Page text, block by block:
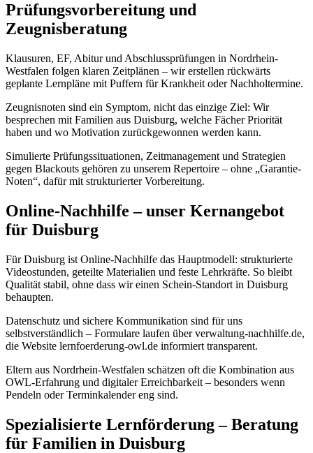
Prüfungsvorbereitung und
Zeugnisberatung
Klausuren, EF, Abitur und Abschlussprüfungen in Nordrhein-
Westfalen folgen klaren Zeitplänen – wir erstellen rückwärts
geplante Lernpläne mit Puffern für Krankheit oder Nachholtermine.
Zeugnisnoten sind ein Symptom, nicht das einzige Ziel: Wir
besprechen mit Familien aus Duisburg, welche Fächer Priorität
haben und wo Motivation zurückgewonnen werden kann.
Simulierte Prüfungssituationen, Zeitmanagement und Strategien
gegen Blackouts gehören zu unserem Repertoire – ohne „Garantie-
Noten“, dafür mit strukturierter Vorbereitung.
Online-Nachhilfe – unser Kernangebot
für Duisburg
Für Duisburg ist Online-Nachhilfe das Hauptmodell: strukturierte
Videostunden, geteilte Materialien und feste Lehrkräfte. So bleibt
Qualität stabil, ohne dass wir einen Schein-Standort in Duisburg
behaupten.
Datenschutz und sichere Kommunikation sind für uns
selbstverständlich – Formulare laufen über verwaltung-nachhilfe.de,
die Website lernfoerderung-owl.de informiert transparent.
Eltern aus Nordrhein-Westfalen schätzen oft die Kombination aus
OWL-Erfahrung und digitaler Erreichbarkeit – besonders wenn
Pendeln oder Terminkalender eng sind.
Spezialisierte Lernförderung – Beratung
für Familien in Duisburg